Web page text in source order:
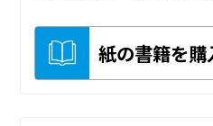
紙の書籍を購